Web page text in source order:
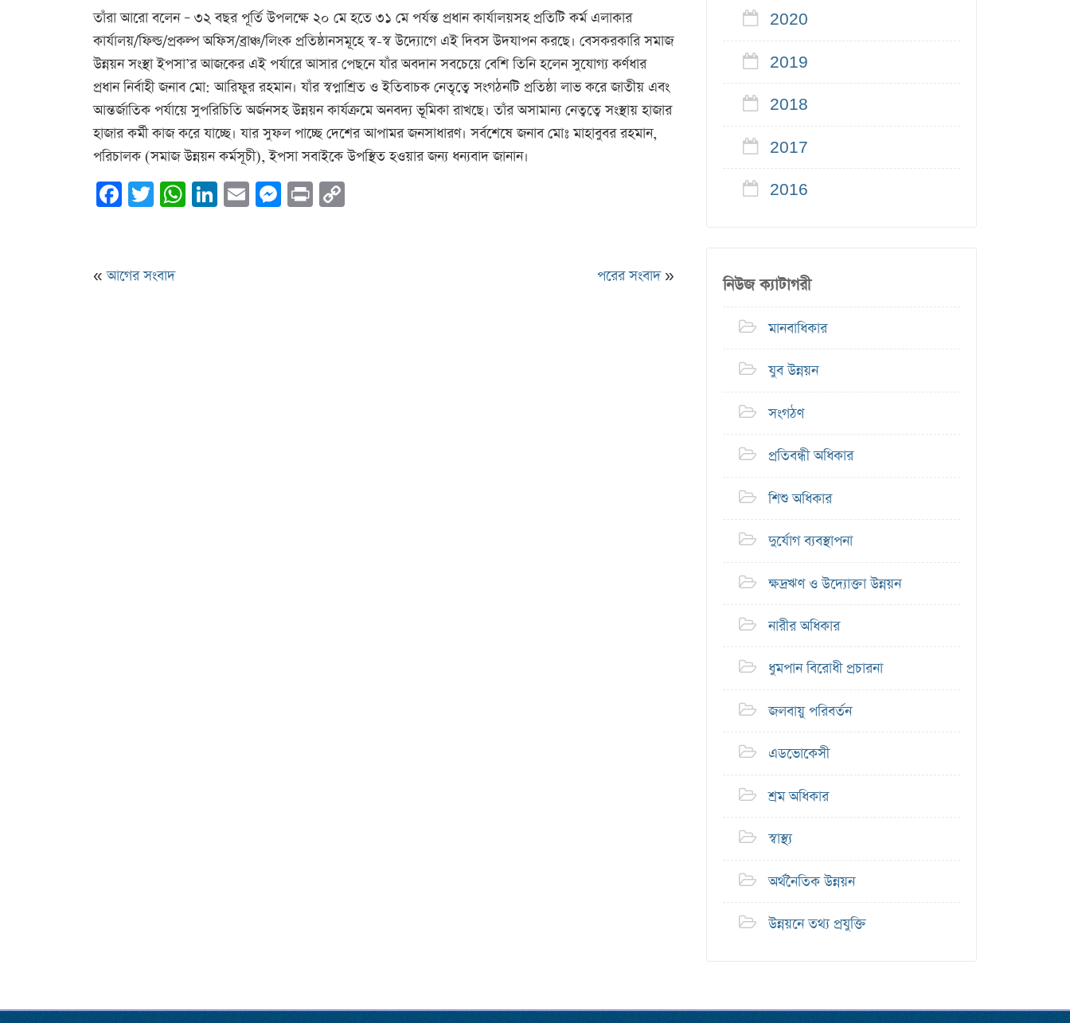
তাঁরা আরো বলেন – ৩২ বছর পূর্তি উপলক্ষে ২০ মে হতে ৩১ মে পর্যন্ত প্রধান কার্যালয়সহ প্রতিটি কর্ম এলাকার
কার্যালয়/ফিল্ড/প্রকল্প অফিস/ব্রাঞ্চ/লিংক প্রতিষ্ঠানসমূহে স্ব-স্ব উদ্যোগে এই দিবস উদযাপন করছে। বেসকরকারি সমাজ
উন্নয়ন সংস্থা ইপসা’র আজকের এই পর্যারে আসার পেছনে যাঁর অবদান সবচেয়ে বেশি তিনি হলেন সুযোগ্য কর্ণধার
প্রধান নির্বাহী জনাব মো: আরিফুর রহমান। যাঁর স্বপ্নাশ্রিত ও ইতিবাচক নেতৃত্বে সংগঠনটি প্রতিষ্ঠা লাভ করে জাতীয় এবং
আন্তর্জাতিক পর্যায়ে সুপরিচিতি অর্জনসহ উন্নয়ন কার্যক্রমে অনবদ্য ভূমিকা রাখছে। তাঁর অসামান্য নেত্বত্বে সংস্থায় হাজার
হাজার কর্মী কাজ করে যাচ্ছে। যার সুফল পাচ্ছে দেশের আপামর জনসাধারণ। সর্বশেষে জনাব মোঃ মাহাবুবর রহমান,
পরিচালক (সমাজ উন্নয়ন কর্মসূচী), ইপসা সবাইকে উপস্থিত হওয়ার জন্য ধন্যবাদ জানান।
Facebook
Twitter
WhatsApp
LinkedIn
EmailMessenger
Print
«আগের সংবাদ পরের সংবাদ»
2020
2019
2018
2017
2016
নিউজ ক্যাটাগরী
মানবাধিকার
যুব উন্নয়ন
সংগঠণ
প্রতিবন্ধী অধিকার
শিশু অধিকার
দুর্যোগ ব্যবস্থাপনা
ক্ষদ্রঋণ ও উদ্যোক্তা উন্নয়ন
নারীর অধিকার
ধুমপান বিরোধী প্রচারনা
জলবায়ু পরিবর্তন
এডভোকেসী
শ্রম অধিকার
স্বাস্থ্য
অর্থনৈতিক উন্নয়ন
উন্নয়নে তথ্য প্রযুক্তি